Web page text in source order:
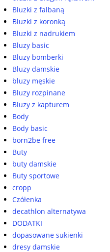
Bluzki z falbaną
Bluzki z koronką
Bluzki z nadrukiem
Bluzy basic
Bluzy bomberki
Bluzy damskie
bluzy męskie
Bluzy rozpinane
Bluzy z kapturem
Body
Body basic
born2be free
Buty
buty damskie
Buty sportowe
cropp
Czółenka
decathlon alternatywa
DODATKI
dopasowane sukienki
dresy damskie